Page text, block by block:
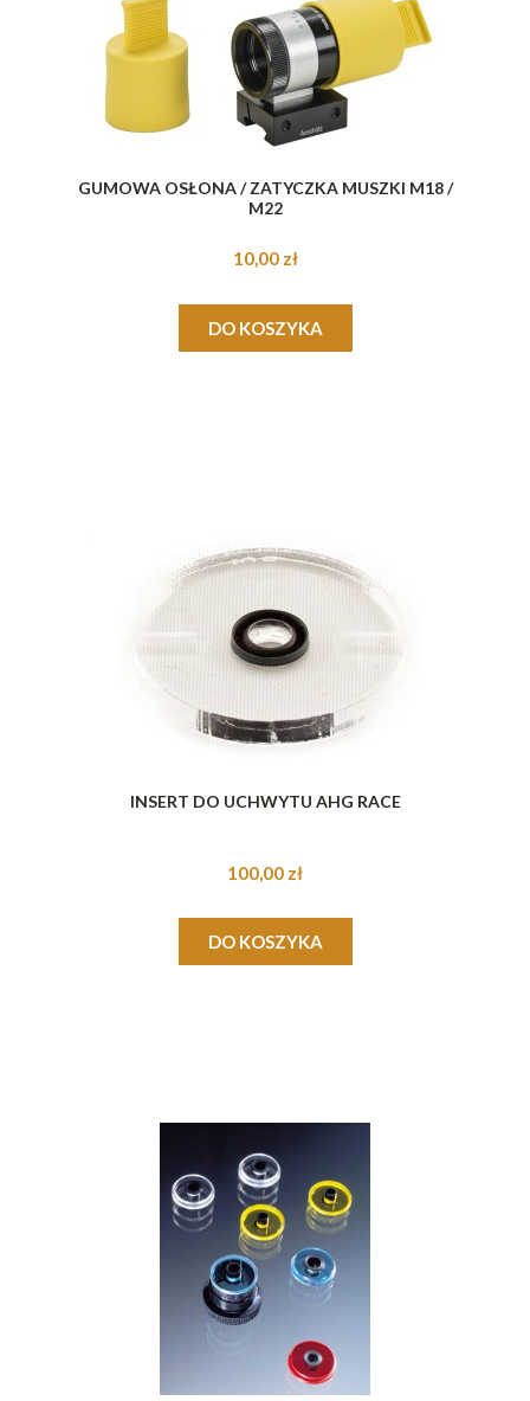
GUMOWA OSŁONA / ZATYCZKA MUSZKI M18 /
M22
10,00 zł
DO KOSZYKA
INSERT DO UCHWYTU AHG RACE
100,00 zł
DO KOSZYKA